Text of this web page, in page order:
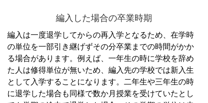
編入した場合の卒業時期
編入は一度退学してからの再入学となるため、在学時
の単位を一部引き継げずその分卒業までの時間がかか
る場合があります。 例えば、一年生の時に学校を辞め
た人は修得単位が無いため、編入先の学校では新入生
として入学することになります。
二年生や三年生の時
に退学した場合も同様で数か月授業を受けていたとし